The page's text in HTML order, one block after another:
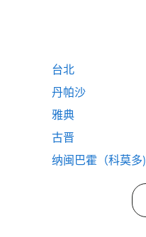
台北
丹帕沙
雅典
古晋
纳闽巴霍（科莫多)